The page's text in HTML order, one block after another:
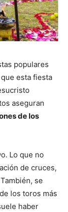
populares
esta fiesta
aseguran
de los
Lo que no
de cruces,
se
los toros más
haber